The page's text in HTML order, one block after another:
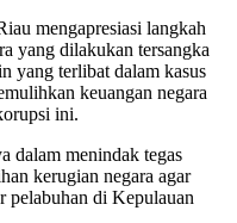
mengapresiasi langkah
yang dilakukan tersangka
yang terlibat dalam kasus
keuangan negara
ini.
dalam menindak tegas
kerugian negara agar
pelabuhan di Kepulauan